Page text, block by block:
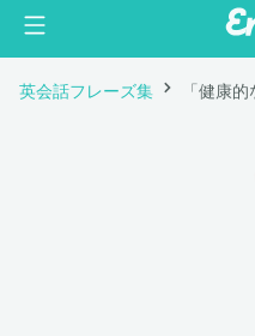
英会話フレーズ集